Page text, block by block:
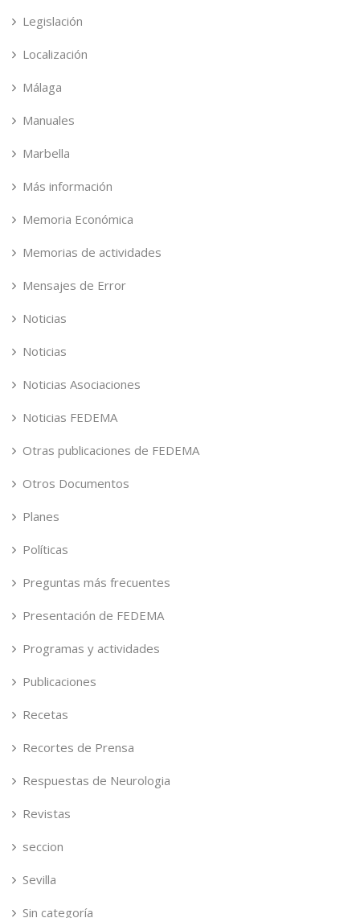
Legislación
Localización
Málaga
Manuales
Marbella
Más información
Memoria Económica
Memorias de actividades
Mensajes de Error
Noticias
Noticias
Noticias Asociaciones
Noticias FEDEMA
Otras publicaciones de FEDEMA
Otros Documentos
Planes
Políticas
Preguntas más frecuentes
Presentación de FEDEMA
Programas y actividades
Publicaciones
Recetas
Recortes de Prensa
Respuestas de Neurologia
Revistas
seccion
Sevilla
Sin categoría